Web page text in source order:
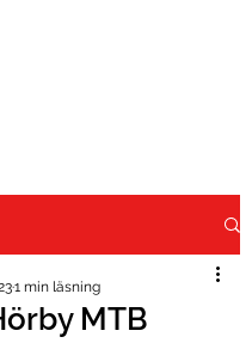
MTB
1 min läsning